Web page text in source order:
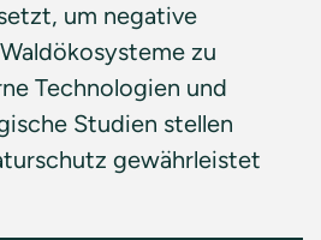
um negative
zu
Technologien und
Studien stellen
gewährleistet